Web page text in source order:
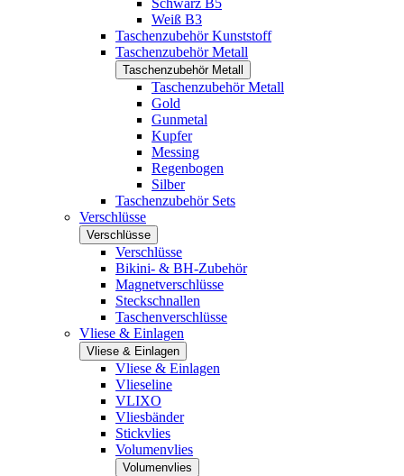
Schwarz B5
Weiß B3
Taschenzubehör Kunststoff
Taschenzubehör Metall
Taschenzubehör Metall
Taschenzubehör Metall
Gold
Gunmetal
Kupfer
Messing
Regenbogen
Silber
Taschenzubehör Sets
Verschlüsse
Verschlüsse
Verschlüsse
Bikini- & BH-Zubehör
Magnetverschlüsse
Steckschnallen
Taschenverschlüsse
Vliese & Einlagen
Vliese & Einlagen
Vliese & Einlagen
Vlieseline
VLIXO
Vliesbänder
Stickvlies
Volumenvlies
Volumenvlies